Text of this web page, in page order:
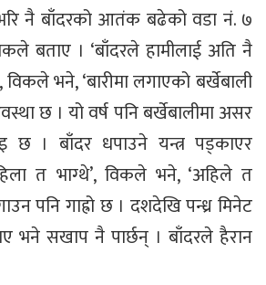
नै बाँदरको आतंक बढेको वडा नं. ७
बताए । ‘बाँदरले हामीलाई अति नै
भने, ‘बारीमा लगाएको बर्खेबाली
छ । यो वर्ष पनि बर्खेबालीमा असर
छ । बाँदर धपाउने यन्त्र पड्काएर
त भाग्थे’, विकले भने, ‘अहिले त
पनि गाह्रो छ । दशदेखि पन्ध्र मिनेट
भने सखाप नै पार्छन् । बाँदरले हैरान